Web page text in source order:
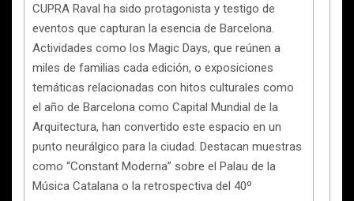
CUPRA Raval ha sido protagonista y testigo de
eventos que capturan la esencia de Barcelona.
Actividades como los Magic Days, que reúnen a
miles de familias cada edición, o exposiciones
temáticas relacionadas con hitos culturales como
el año de Barcelona como Capital Mundial de la
Arquitectura, han convertido este espacio en un
punto neurálgico para la ciudad. Destacan muestras
como “Constant Moderna” sobre el Palau de la
Música Catalana o la retrospectiva del 40º